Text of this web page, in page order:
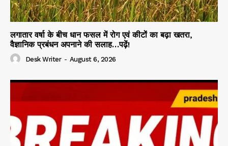
लगातार वर्षा के बीच धान फसल में रोग एवं कीटों का बढ़ा खतरा,
वैज्ञानिक प्रबंधन अपनाने की सलाह…पढ़ें!
Desk Writer - August 6, 2026